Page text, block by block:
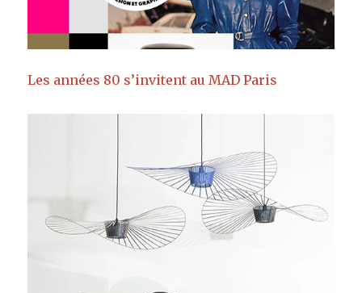
Les années 80 s’invitent au MAD Paris